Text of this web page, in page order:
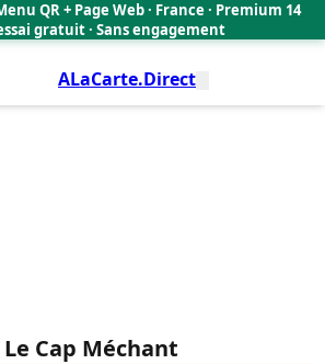
QR + Page Web · France · Premium 14
gratuit · Sans engagement
ALaCarte.Direct
Cap Méchant
Méchant 2.5